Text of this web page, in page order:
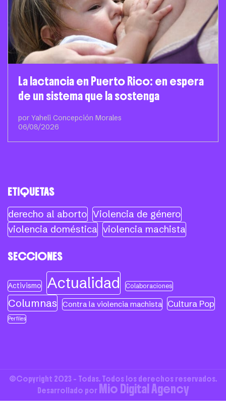
La lactancia en Puerto Rico: en espera
de un sistema que la sostenga
por Yaheli Concepción Morales
06/08/2026
ETIQUETAS
derecho al aborto Violencia de género
violencia doméstica violencia machista
SECCIONES
Activismo Actualidad Colaboraciones
Columnas Contra la violencia machista Cultura Pop
Perfiles
©Copyright 2023 - Todas. Todos los derechos reservados.
Desarrollado por Mio Digital Agency